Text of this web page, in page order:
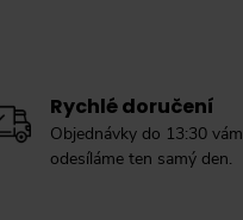
Rychlé doručení
Objednávky do 13:30 vám
odesíláme ten samý den.